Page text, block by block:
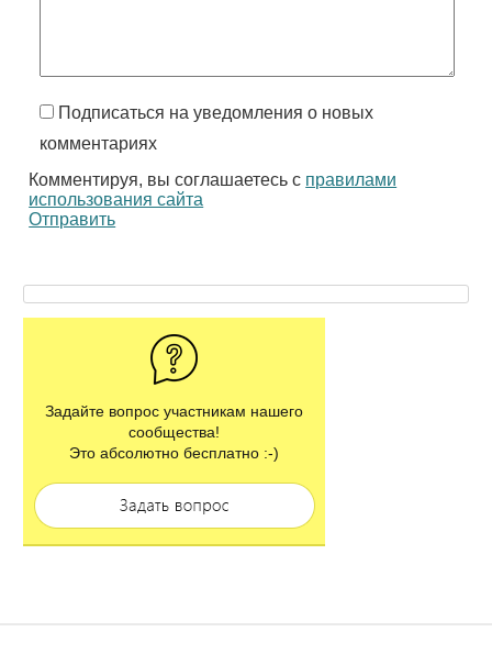
Подписаться на уведомления о новых
комментариях
Комментируя, вы соглашаетесь с правилами
использования сайта
Отправить
Задайте вопрос участникам нашего
сообщества!
Это абсолютно бесплатно :-)